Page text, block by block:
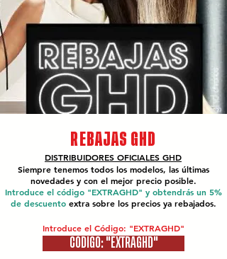
REBAJAS GHD
DISTRIBUIDORES OFICIALES GHD
Siempre tenemos todos los modelos, las últimas
novedades y con el mejor precio posible.
Introduce el código "EXTRAGHD" y obtendrás un 5%
de descuento extra sobre los precios ya rebajados.
Introduce el Código: "EXTRAGHD"
CÓDIGO: "EXTRAGHD"